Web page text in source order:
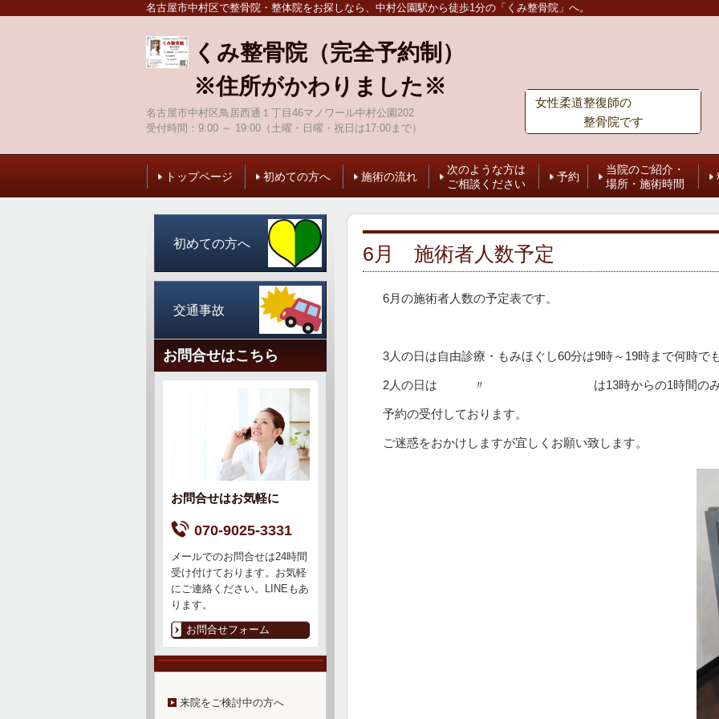
名古屋市中村区で整骨院・整体院をお探しなら、中村公園駅から徒歩1分の「くみ整骨院」へ。
くみ整骨院（完全予約制）
※住所がかわりました※
名古屋市中村区鳥居西通１丁目46マノワール中村公園202
受付時間： 9:00 ～ 19:00（土曜・日曜・祝日は17:00まで）
女性柔道整復師の
整骨院です
トップページ 初めての方へ 施術の流れ
次のような方は
ご相談ください
予約
当院のご紹介・
場所・施術時間
6月 施術者人数予定
6月の施術者人数の予定表です。
3人の日は自由診療・もみほぐし60分は9時～19時まで何時で
2人の日は 〃 は13時からの1時間の
予約の受付しております。
ご迷惑をおかけしますが宜しくお願い致します。
初めての方へ
交通事故
お問合せはこちら
お問合せはお気軽に
070-9025-3331
メールでのお問合せは24時間
受け付けております。お気軽
にご連絡ください。LINEもあ
ります。
お問合せフォーム
来院をご検討中の方へ